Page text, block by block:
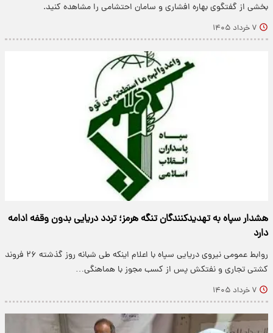
بخشی از گفتگوی بهاره افشاری و سامان احتشامی را مشاهده کنید.
۷ خرداد ۱۴۰۵
هشدار سپاه به تهدیدکنندگان تنگه هرمز؛ تردد دریایی بدون وقفه ادامه
دارد
روابط عمومی نیروی دریایی سپاه با اعلام اینکه طی شبانه روز گذشته ۲۶ فروند
کشتی تجاری و نفتکش پس از کسب مجوز با هماهنگی…
۷ خرداد ۱۴۰۵